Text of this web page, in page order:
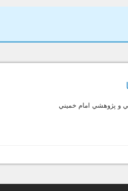
و پژوهشي امام خميني